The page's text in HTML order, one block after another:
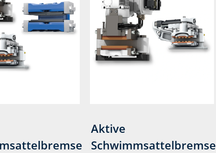
Aktive
Schwimmsattelbremse